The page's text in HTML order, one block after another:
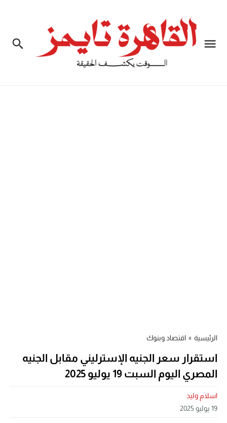
الرئيسية » اقتصاد وبنوك
استقرار سعر الجنيه الإسترليني مقابل الجنيه
المصري اليوم السبت 19 يوليو 2025
اسلام وليد
19 يوليو 2025